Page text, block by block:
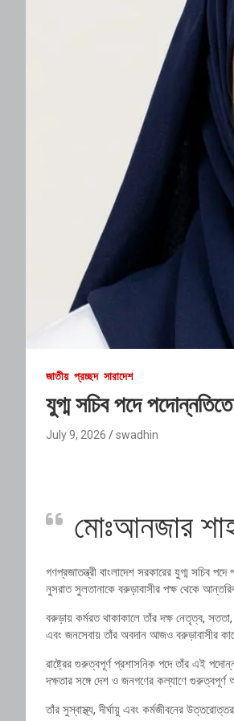
জাতীয় প্রচ্ছদ সারাদেশ
যুগ্ম সচিব পদে
July 9, 2026 swadhin
মোঃআনজার
গণপ্রজাতন্ত্রী বাংলাদেশ সরকারের যুগ্ম সচিব
নুসরাত সুলতানাকে বরুড়াবাসীর পক্ষ থেকে
বরুড়ায় কর্মরত থাকাকালে তাঁর দক্ষ নেতৃত্ব,
এবং জনসেবায় তাঁর অবদান আজও বরুড়াবাসীর
রাষ্ট্রের গুরুত্বপূর্ণ প্রশাসনিক পদে তাঁর এই
দক্ষতার সঙ্গে দেশ ও জনগণের কল্যাণে গুরুত্বপূর্ণ
তাঁর সুস্বাস্থ্য, দীর্ঘায়ু এবং কর্মজীবনের